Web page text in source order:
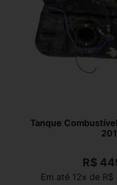
Tanque
R$
Em até 12x de